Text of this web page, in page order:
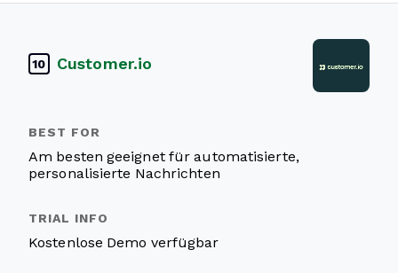
10 Customer.io
Am besten geeignet für automatisierte,
personalisierte Nachrichten
Kostenlose Demo verfügbar